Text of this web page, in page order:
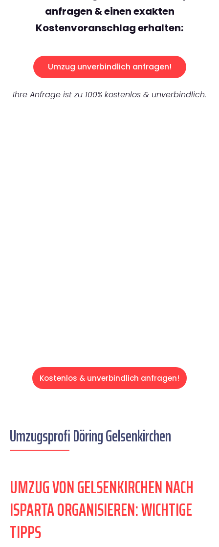
anfragen & einen exakten
Kostenvoranschlag erhalten:
Umzug unverbindlich anfragen!
Ihre Anfrage ist zu 100% kostenlos & unverbindlich.
Kostenlos & unverbindlich anfragen!
Umzugsprofi Döring Gelsenkirchen
UMZUG VON GELSENKIRCHEN NACH
ISPARTA ORGANISIEREN: WICHTIGE
TIPPS